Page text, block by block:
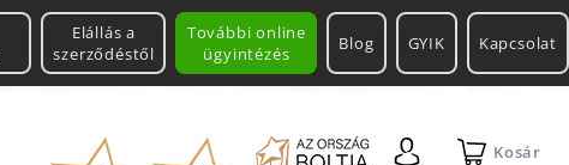
További online
ügyintézés
Elállás a
szerződéstől
Blog GYIK Kapcsolat
Kosár